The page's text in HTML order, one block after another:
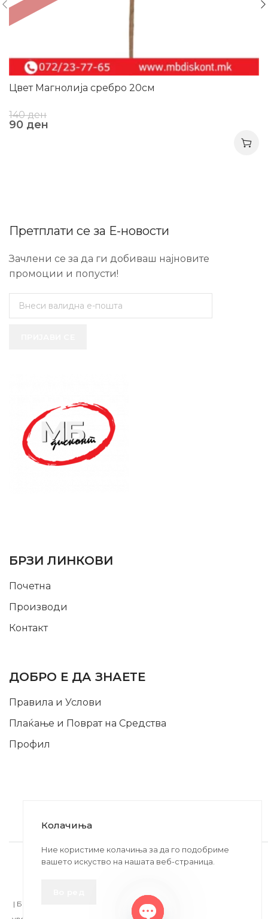
Цвет Магнолија сребро 20см
140ден
90 ден
Претплати се за Е-новости
Зачлени се за да ги добиваш најновите
промоции и попусти!
БРЗИ ЛИНКОВИ
Почетна
Производи
Контакт
ДОБРО Е ДА ЗНАЕТЕ
Правила и Услови
Плаќање и Поврат на Средства
Профил
2020-2024 © MB DISKONT. Изработено од
БРАМИТ ДООЕЛ
| БРАЌА МИНКОВИ 57, 2400 СТРУМИЦА | ДПТУ
Колачиња
Ние користиме колачиња за да го подобриме
вашето искуство на нашата веб-страница.